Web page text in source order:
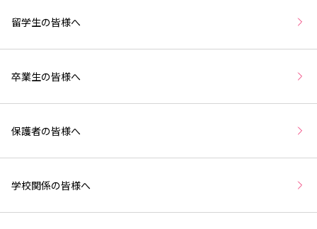
留学生の皆様へ
卒業生の皆様へ
保護者の皆様へ
学校関係の皆様へ